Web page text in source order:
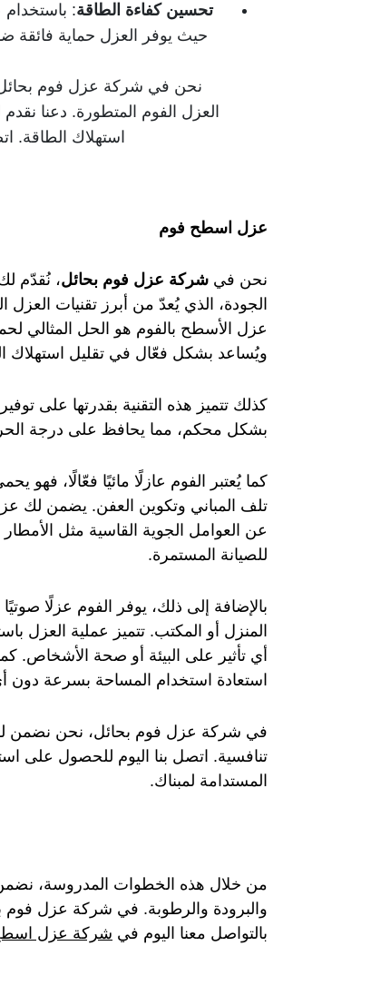
تحسين كفاءة الطاقة:
حيث يوفر العزل حماية فائقة
نحن في شركة عزل فوم بحائل
العزل الفوم المتطورة. دعنا
استهلاك
عزل اسطح فوم​
نحن في شركة عزل فوم بحائل، نُقدّم
الجودة، الذي يُعدّ من أبرز تقنيات
عزل الأسطح بالفوم هو الحل المثالي
ويُساعد بشكل فعّال في تقليل استهلاك
كذلك تتميز هذه التقنية بقدرتها على
بشكل محكم، مما يحافظ على درجة
كما يُعتبر الفوم عازلًا مائيًا فعّالًا،
تلف المباني وتكوين العفن. يضمن لك
عن العوامل الجوية القاسية مثل
للصيانة المستمرة.
بالإضافة إلى ذلك، يوفر الفوم عزلًا
المنزل أو المكتب. تتميز عملية العزل
أي تأثير على البيئة أو صحة الأشخاص.
استعادة استخدام المساحة بسرعة دون
في شركة عزل فوم بحائل، نحن نضمن لك
تنافسية. اتصل بنا اليوم للحصول على
المستدامة لمبناك.
من خلال هذه الخطوات المدروسة،
والبرودة والرطوبة. في شركة عزل فوم
بالتواصل معنا اليوم في شركة عزل